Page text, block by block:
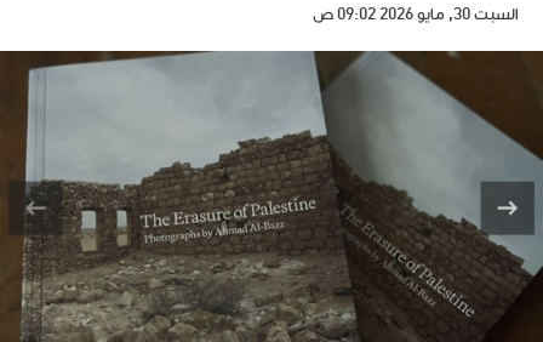
السبت 30, مايو 2026 09:02 ص